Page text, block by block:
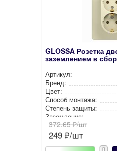
GLOSSA Розетка
заземлением в
Артикул:
Бренд:
Цвет:
Способ монтажа:
Степень защиты:
Заземление:
372.65₽/шт
249 ₽/шт